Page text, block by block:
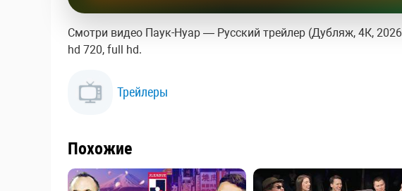
Смотри видео Паук-Нуар — Русский трейлер (Дубляж, 4К,
hd 720, full hd.
Трейлеры
Похожие